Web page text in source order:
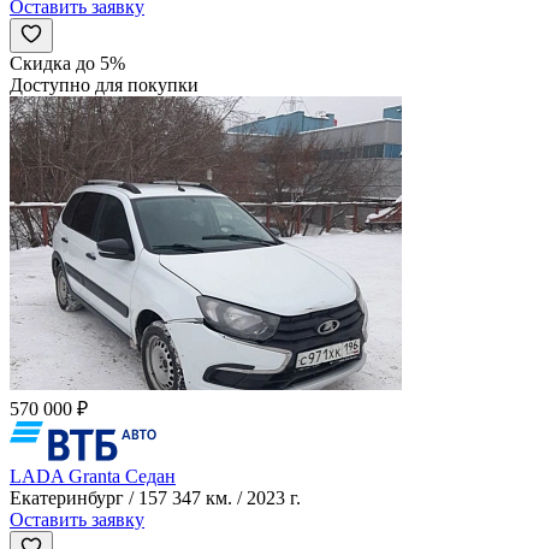
Оставить заявку
Скидка до 5%
Доступно для покупки
570 000 ₽
LADA Granta Седан
Екатеринбург / 157 347 км. / 2023 г.
Оставить заявку